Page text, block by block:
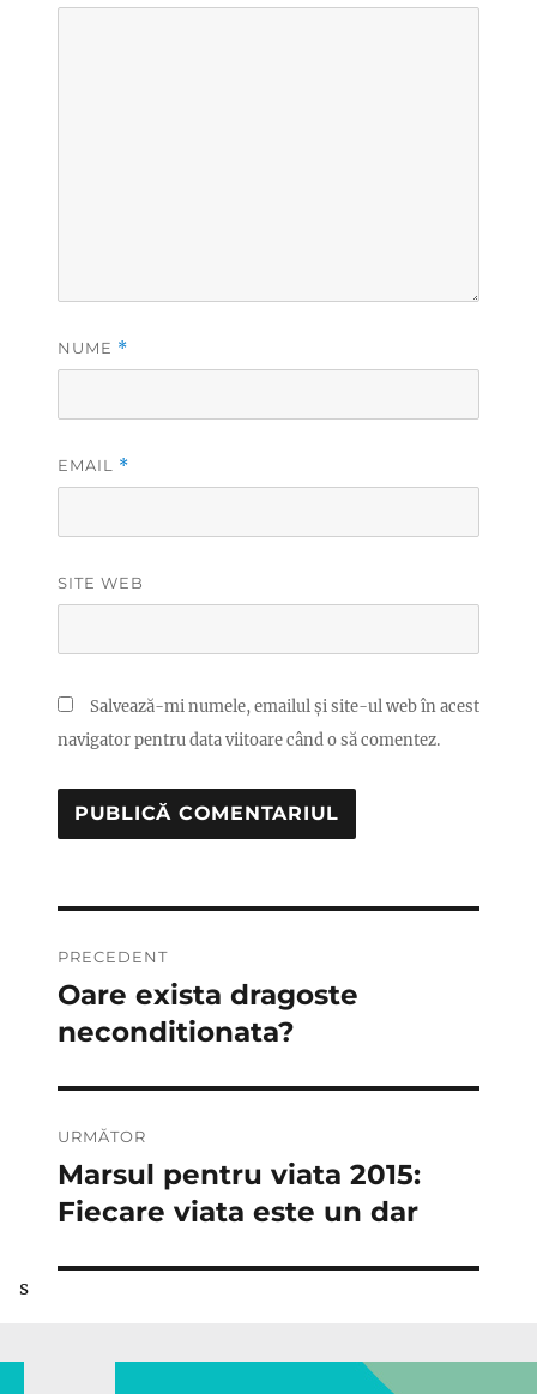
NUME *
EMAIL *
SITE WEB
Salvează-mi numele, emailul și site-ul web în acest
navigator pentru data viitoare când o să comentez.
în
articole
PRECEDENT
Articolul
anterior:
Oare exista dragoste
neconditionata?
URMĂTOR
Articolul
următor:
Marsul pentru viata 2015:
Fiecare viata este un dar
s